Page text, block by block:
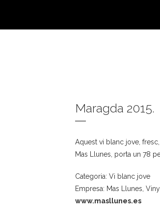
Maragda 2015.
Aquest vi blanc jove,
Mas Llunes, porta un 78
Categoria: Vi blanc jove
Empresa: Mas Llunes,
www.masllunes.es